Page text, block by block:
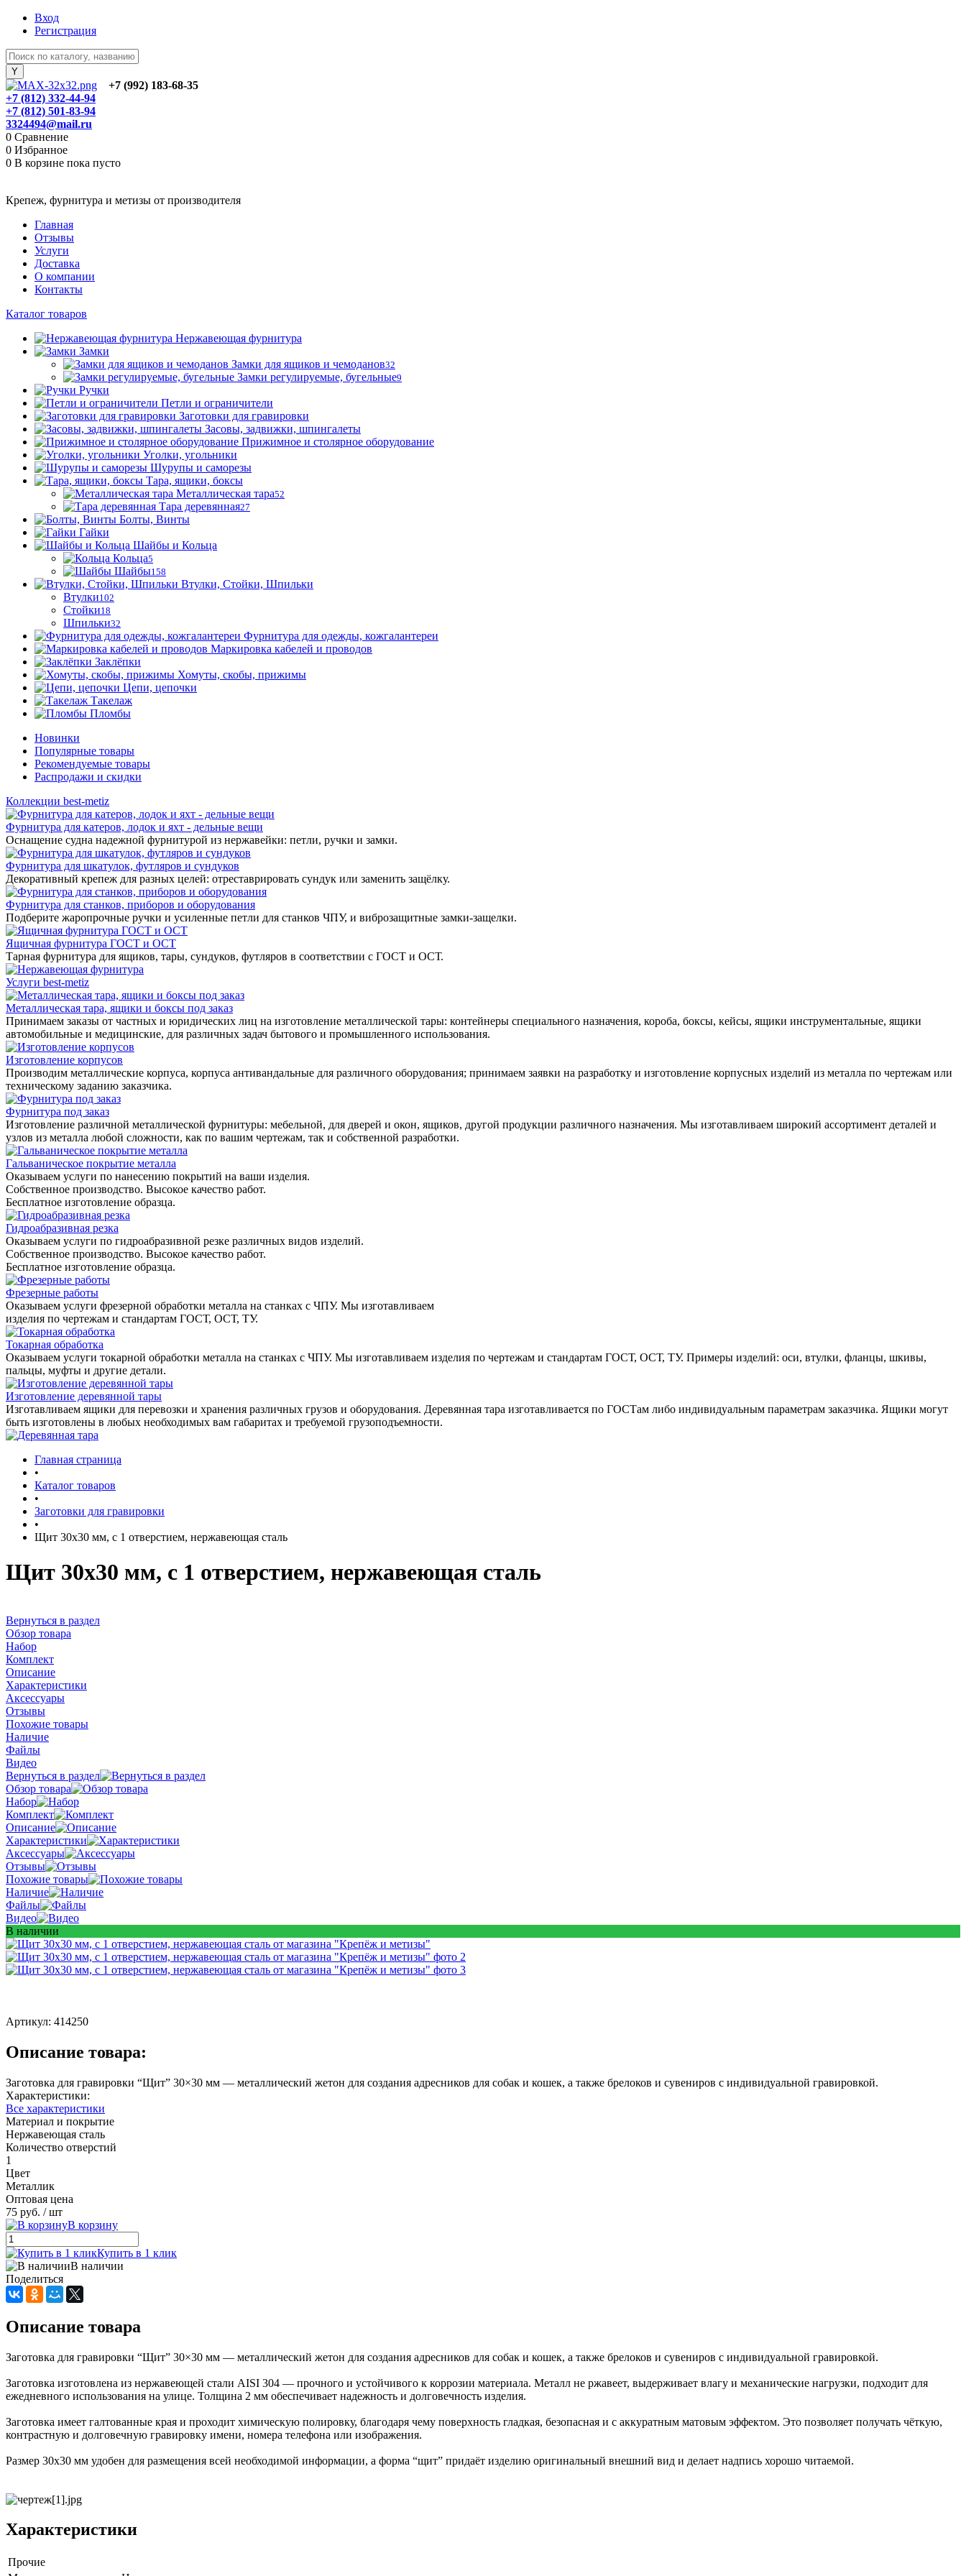
Вход
Регистрация
+7 (992) 183-68-35
+7 (812) 332-44-94
+7 (812) 501-83-94
3324494@mail.ru
0 Сравнение
0 Избранное
0 В корзине пока пусто
Крепеж, фурнитура и метизы от производителя
Главная
Отзывы
Услуги
Доставка
О компании
Контакты
Каталог товаров
Нержавеющая фурнитура
Замки
Замки для ящиков и чемоданов32
Замки регулируемые, бугельные9
Ручки
Петли и ограничители
Заготовки для гравировки
Засовы, задвижки, шпингалеты
Прижимное и столярное оборудование
Уголки, угольники
Шурупы и саморезы
Тара, ящики, боксы
Металлическая тара52
Тара деревянная27
Болты, Винты
Гайки
Шайбы и Кольца
Кольца5
Шайбы158
Втулки, Стойки, Шпильки
Втулки102
Стойки18
Шпильки32
Фурнитура для одежды, кожгалантереи
Маркировка кабелей и проводов
Заклёпки
Хомуты, скобы, прижимы
Цепи, цепочки
Такелаж
Пломбы
Новинки
Популярные товары
Рекомендуемые товары
Распродажи и скидки
Коллекции best-metiz
Фурнитура для катеров, лодок и яхт - дельные вещи
Оснащение судна надежной фурнитурой из нержавейки: петли, ручки и замки.
Фурнитура для шкатулок, футляров и сундуков
Декоративный крепеж для разных целей: отреставрировать сундук или заменить защёлку.
Фурнитура для станков, приборов и оборудования
Подберите жаропрочные ручки и усиленные петли для станков ЧПУ, и виброзащитные замки-защелки.
Ящичная фурнитура ГОСТ и ОСТ
Тарная фурнитура для ящиков, тары, сундуков, футляров в соответствии с ГОСТ и ОСТ.
Услуги best-metiz
Металлическая тара, ящики и боксы под заказ
Принимаем заказы от частных и юридических лиц на изготовление металлической тары: контейнеры специального назначения, короба, боксы, кейсы, ящики инструментальные, ящики
автомобильные и медицинские, для различных задач бытового и промышленного использования.
Изготовление корпусов
Производим металлические корпуса, корпуса антивандальные для различного оборудования; принимаем заявки на разработку и изготовление корпусных изделий из металла по чертежам или
техническому заданию заказчика.
Фурнитура под заказ
Изготовление различной металлической фурнитуры: мебельной, для дверей и окон, ящиков, другой продукции различного назначения. Мы изготавливаем широкий ассортимент деталей и
узлов из металла любой сложности, как по вашим чертежам, так и собственной разработки.
Гальваническое покрытие металла
Оказываем услуги по нанесению покрытий на ваши изделия.
Собственное производство. Высокое качество работ.
Бесплатное изготовление образца.
Гидроабразивная резка
Оказываем услуги по гидроабразивной резке различных видов изделий.
Собственное производство. Высокое качество работ.
Бесплатное изготовление образца.
Фрезерные работы
Оказываем услуги фрезерной обработки металла на станках с ЧПУ. Мы изготавливаем
изделия по чертежам и стандартам ГОСТ, ОСТ, ТУ.
Токарная обработка
Оказываем услуги токарной обработки металла на станках с ЧПУ. Мы изготавливаем изделия по чертежам и стандартам ГОСТ, ОСТ, ТУ. Примеры изделий: оси, втулки, фланцы, шкивы,
пальцы, муфты и другие детали.
Изготовление деревянной тары
Изготавливаем ящики для перевозки и хранения различных грузов и оборудования. Деревянная тара изготавливается по ГОСТам либо индивидуальным параметрам заказчика. Ящики могут
быть изготовлены в любых необходимых вам габаритах и требуемой грузоподъемности.
Главная страница
•
Каталог товаров
•
Заготовки для гравировки
•
Щит 30х30 мм, с 1 отверстием, нержавеющая сталь
Щит 30х30 мм, с 1 отверстием, нержавеющая сталь
Вернуться в раздел
Обзор товара
Набор
Комплект
Описание
Характеристики
Аксессуары
Отзывы
Похожие товары
Наличие
Файлы
Видео
Вернуться в раздел
Обзор товара
Набор
Комплект
Описание
Характеристики
Аксессуары
Отзывы
Похожие товары
Наличие
Файлы
Видео
В наличии
Артикул: 414250
Описание товара:
Заготовка для гравировки “Щит” 30×30 мм — металлический жетон для создания адресников для собак и кошек, а также брелоков и сувениров с индивидуальной гравировкой.
Характеристики:
Все характеристики
Материал и покрытие
Нержавеющая сталь
Количество отверстий
1
Цвет
Металлик
Оптовая цена
75 руб. / шт
В корзину
Купить в 1 клик
В наличии
Поделиться
Описание товара
Заготовка для гравировки “Щит” 30×30 мм — металлический жетон для создания адресников для собак и кошек, а также брелоков и сувениров с индивидуальной гравировкой.
Заготовка изготовлена из нержавеющей стали AISI 304 — прочного и устойчивого к коррозии материала. Металл не ржавеет, выдерживает влагу и механические нагрузки, подходит для
ежедневного использования на улице. Толщина 2 мм обеспечивает надежность и долговечность изделия.
Заготовка имеет галтованные края и проходит химическую полировку, благодаря чему поверхность гладкая, безопасная и с аккуратным матовым эффектом. Это позволяет получать чёткую,
контрастную и долговечную гравировку имени, номера телефона или изображения.
Размер 30x30 мм удобен для размещения всей необходимой информации, а форма “щит” придаёт изделию оригинальный внешний вид и делает надпись хорошо читаемой.
Характеристики
Прочие